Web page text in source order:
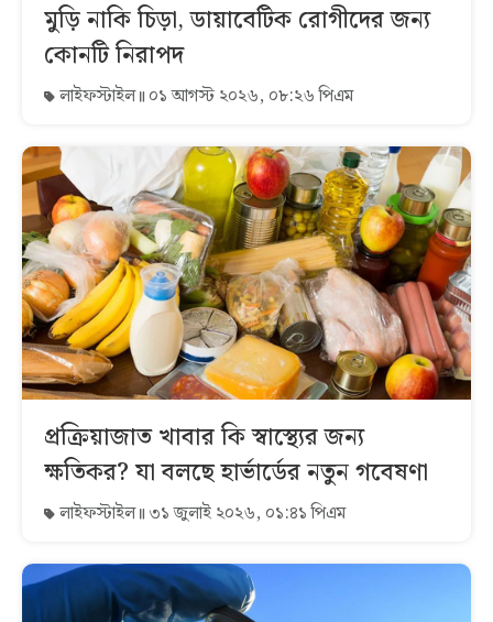
মুড়ি নাকি চিড়া, ডায়াবেটিক রোগীদের জন্য
কোনটি নিরাপদ
লাইফস্টাইল ০১ আগস্ট ২০২৬, ০৮:২৬ পিএম
প্রক্রিয়াজাত খাবার কি স্বাস্থ্যের জন্য
ক্ষতিকর? যা বলছে হার্ভার্ডের নতুন গবেষণা
লাইফস্টাইল ৩১ জুলাই ২০২৬, ০১:৪১ পিএম